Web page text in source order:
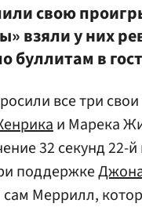
свою
взяли у них
в
все три
и Марека
32 секунд
поддержке
сам Меррилл,